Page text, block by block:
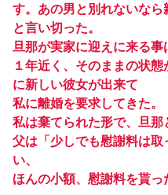
す。あの男と別れないなら
と言い切った。
旦那が実家に迎えに来る事
１年近く、そのままの状
に新しい彼女が出来て
私に離婚を要求してきた。
私は棄てられた形で、旦那
父は「少しでも慰謝料は
い、
ほんの小額、慰謝料を貰っ